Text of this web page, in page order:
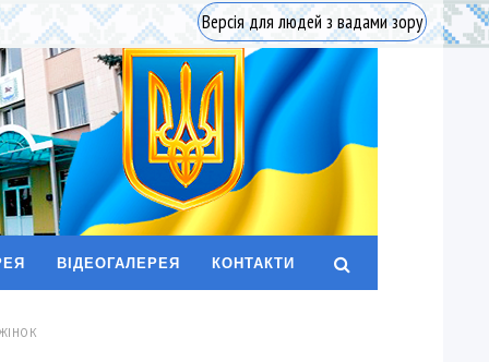
Версія для людей з вадами зору
ВІДЕОГАЛЕРЕЯ КОНТАКТИ